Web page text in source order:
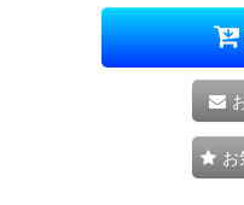
お